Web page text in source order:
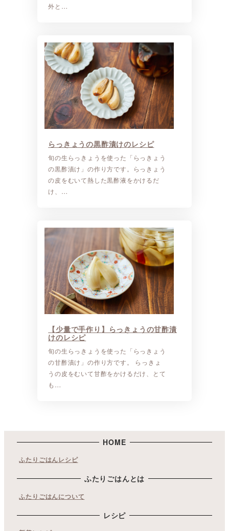
外と…
らっきょうの黒酢漬けのレシピ
旬の生らっきょうを使った「らっきょう
の黒酢漬け」の作り方です。らっきょう
の皮をむいて熱した黒酢液をかけるだ
け、…
【少量で手作り】らっきょうの甘酢漬
けのレシピ
旬の生らっきょうを使った「らっきょう
の甘酢漬け」の作り方です。 らっきょ
うの皮をむいて甘酢をかけるだけ、とて
も…
HOME
ふたりごはんレシピ
ふたりごはんとは
ふたりごはんについて
レシピ